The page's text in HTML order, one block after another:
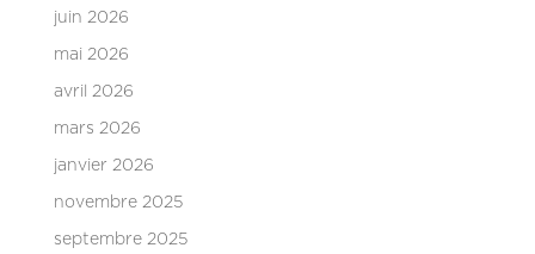
juin 2026
mai 2026
avril 2026
mars 2026
janvier 2026
novembre 2025
septembre 2025